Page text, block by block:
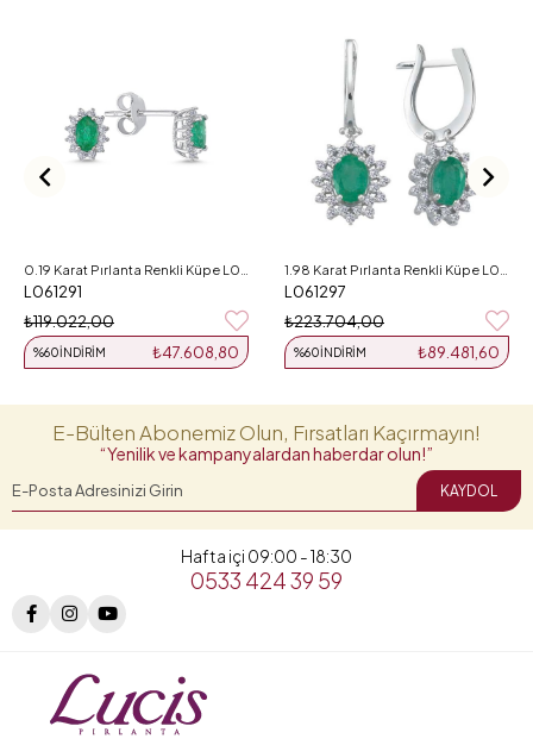
L061291
₺47.608,80
%60İNDIRIM
₺119.022,00
L061297
₺89.481,60
%60İNDIRIM
₺223.704,00
E-Bülten Abonemiz Olun, Fırsatları Kaçırmayın!
“Yenilik ve kampanyalardan haberdar olun!”
KAYDOL
Hafta içi 09:00 - 18:30
0533 424 39 59